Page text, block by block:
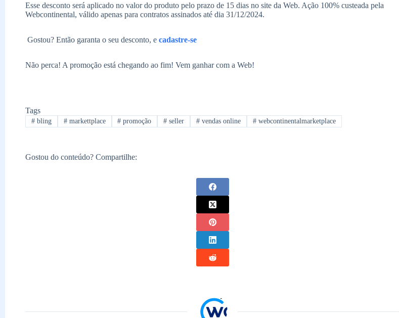
Esse desconto será aplicado no valor do produto pelo prazo de 15 dias no site da Web. Ação 100% custeada pela
Webcontinental, válido apenas para contratos assinados até dia 31/12/2024.
Gostou? Então garanta o seu desconto, e cadastre-se
Não perca! A promoção está chegando ao fim! Vem ganhar com a Web!
Tags
#bling #markettplace # promoção # seller # vendas online #webcontinentalmarketplace
Gostou do conteúdo? Compartilhe: